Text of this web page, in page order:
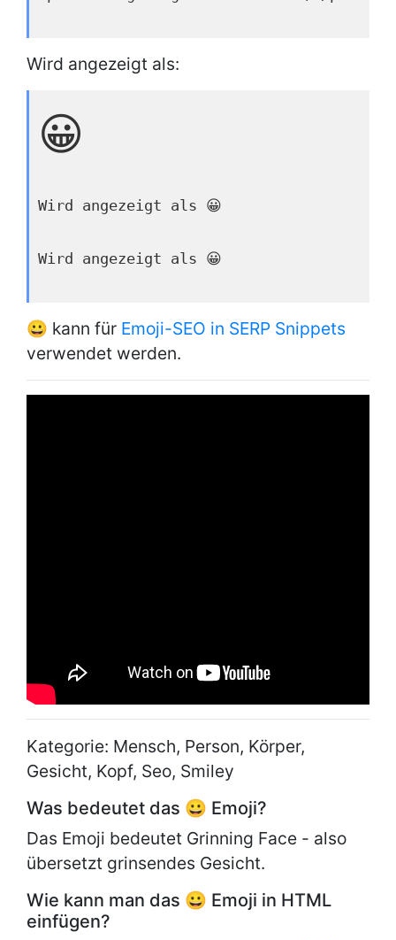
Wird angezeigt als:
😀
Wird angezeigt als 😀
Wird angezeigt als 😀
😀 kann für Emoji-SEO in SERP Snippets
verwendet werden.
Kategorie: Mensch, Person, Körper,
Gesicht, Kopf, Seo, Smiley
Was bedeutet das 😀 Emoji?
Das Emoji bedeutet Grinning Face - also
übersetzt grinsendes Gesicht.
Wie kann man das 😀 Emoji in HTML
einfügen?